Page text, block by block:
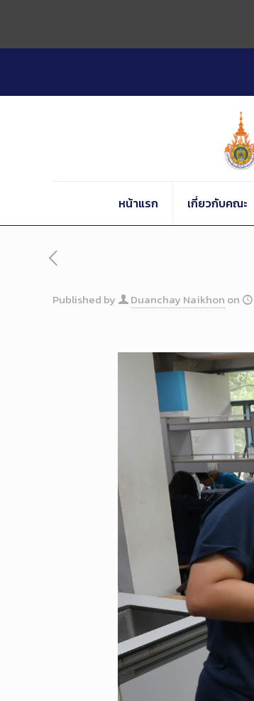
Content
หน้าแรก เกี่ยวกับคณะ
Published by Duanchay Naikhon on